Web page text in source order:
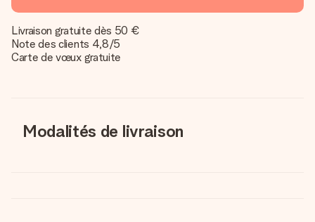
Livraison gratuite dès 50 €
Note des clients 4,8/5
Carte de vœux gratuite
Modalités de livraison